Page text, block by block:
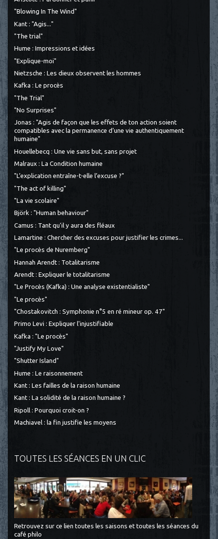
"Blowing In The Wind"
Kant : "Agis..."
"The trial"
Hume : Impressions et idées
"Explique-moi"
Nietzsche : Les dieux observent les hommes
Kafka : Le procès
"The Trial"
"No Surprises"
Jonas : "Agis de façon que les effets de ton action soient
compatibles avec la permanence d’une vie authentiquement
humaine"
Houellebecq : Une vie sans but, sans projet
Malraux : La Condition humaine
"L’explication entraîne-t-elle l’excuse ?"
"The act of killing"
"La vie scolaire"
Björk : "Human behaviour"
Camus : Tant qu'il y aura des fléaux
Lamartine : Chercher des excuses pour justifier les crimes...
"Le procès de Nuremberg"
Hannah Arendt : Totalitarisme
Arendt : Expliquer le totalitarisme
"Le Procès (Kafka) : Une analyse existentialiste"
"Le procès"
"Chostakovitch : Symphonie n°5 en ré mineur op. 47"
Primo Levi : Expliquer l'injustifiable
Kafka : "Le procès"
"Justify My Love"
"Shutter Island"
Hume : Le raisonnement
Kant : Les failles de la raison humaine
Kant : La solidité de la raison humaine ?
Ripoll : Pourquoi croit-on ?
Machiavel : la fin justifie les moyens
TOUTES LES SÉANCES EN UN CLIC
Retrouvez sur ce lien toutes les saisons et toutes les séances du
café philo